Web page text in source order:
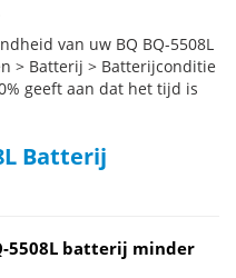
van uw BQ BQ-5508L
> Batterij > Batterijconditie
geeft aan dat het tijd is
Batterij
5508L batterij minder